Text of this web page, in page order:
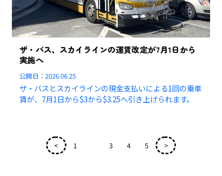
ザ・バス、スカイラインの運賃改定が7月1日から
実施へ
公開日：2026.06.25
ザ・バスとスカイラインの現金支払いによる1回の乗車
賃が、7月1日から$3から$3.25へ引き上げられます。
< 1 3 4 5 >